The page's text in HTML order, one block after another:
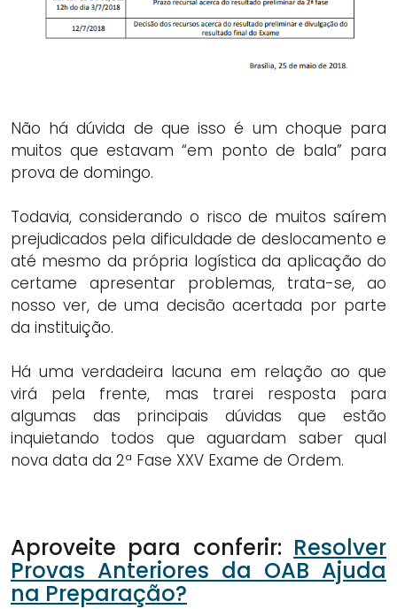
Não há dúvida de que isso é um choque para
muitos que estavam “em ponto de bala” para
prova de domingo.
Todavia, considerando o risco de muitos saírem
prejudicados pela dificuldade de deslocamento e
até mesmo da própria logística da aplicação do
certame apresentar problemas, trata-se, ao
nosso ver, de uma decisão acertada por parte
da instituição.
Há uma verdadeira lacuna em relação ao que
virá pela frente, mas trarei resposta para
algumas das principais dúvidas que estão
inquietando todos que aguardam saber qual
nova data da 2ª Fase XXV Exame de Ordem.
Aproveite para conferir: Resolver
Provas Anteriores da OAB Ajuda
na Preparação?